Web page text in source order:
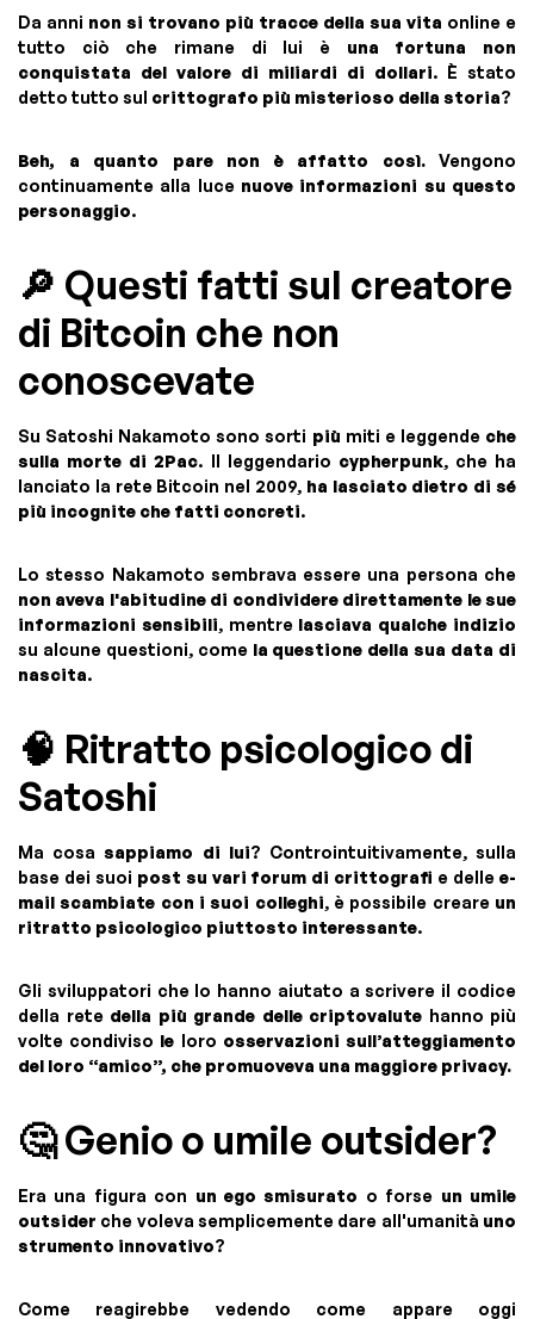
Da anni non si trovano più tracce della sua vita online e
tutto ciò che rimane di lui è una fortuna non
conquistata del valore di miliardi di dollari. È stato
detto tutto sul crittografo più misterioso della storia?
Beh, a quanto pare non è affatto così.Vengono
continuamente alla luce nuove informazioni su questo
personaggio.
🔎 Questi fatti sul creatore
di Bitcoin che non
conoscevate
Su Satoshi Nakamoto sono sorti più miti e leggende che
sulla morte di 2Pac. Il leggendario cypherpunk, che ha
lanciato la rete Bitcoin nel 2009, ha lasciato dietro di sé
più incognite che fatti concreti.
Lo stesso Nakamoto sembrava essere una persona che
non aveva l'abitudine di condividere direttamente le sue
informazioni sensibili, mentre lasciava qualche indizio
su alcune questioni, come la questione della sua data di
nascita.
🧠 Ritratto psicologico di
Satoshi
Ma cosasappiamo di lui? Controintuitivamente, sulla
base dei suoi post su vari forum di crittografi e dellee-
mail scambiate con i suoi colleghi, è possibile creare un
ritratto psicologico piuttosto interessante.
Gli sviluppatori che lo hanno aiutato a scrivere il codice
della rete della più grande delle criptovalute hanno più
volte condiviso le loro osservazioni sull’atteggiamento
del loro “amico”, che promuoveva una maggiore privacy.
🤔 Genio o umile outsider?
Era una figura con un ego smisurato o forse un umile
outsider che voleva semplicemente dare all'umanità uno
strumento innovativo?
Come reagirebbe vedendo come appare oggi